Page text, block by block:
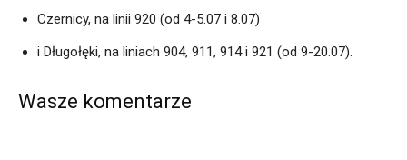
Czernicy, na linii 920 (od 4-5.07 i 8.07)
i Długołęki, na liniach 904, 911, 914 i 921 (od 9-20.07).
Wasze komentarze